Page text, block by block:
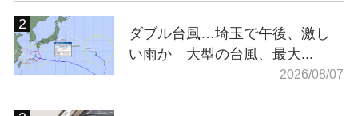
ダブル台風…埼玉で午後、激し
い雨か 大型の台風、最大...
2026/08/07